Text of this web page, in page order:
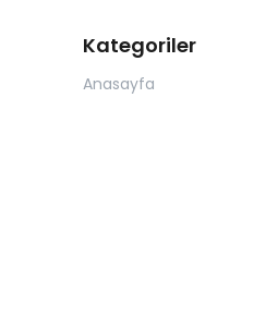
Kategoriler
Anasayfa